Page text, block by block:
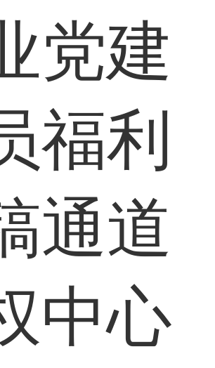
党建
福利
通道
中心